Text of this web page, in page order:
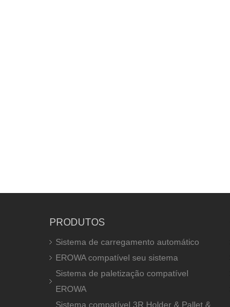
PRODUTOS
Sistema de carregamento automático
EROWA compatível seu sistema
Sistema de paletização compatível
EROWA
Sistema compatível 3R Holder & Pallet &